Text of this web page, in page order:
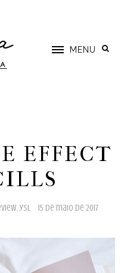
MENU
EFFECT
,ysl 15 de maio de 2017